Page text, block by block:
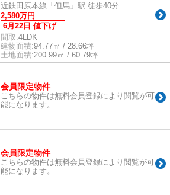
近鉄田原本線「但馬」駅 徒歩40分
2,580万円
6月22日 値下げ
間取:4LDK
建物面積:94.77㎡ / 28.66坪
土地面積:200.99㎡ / 60.79坪
会員限定物件
こちらの物件は無料会員登録により閲覧が可
能になります。
会員限定物件
こちらの物件は無料会員登録により閲覧が可
能になります。